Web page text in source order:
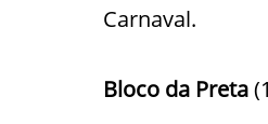
Carnaval.
Bloco da Preta